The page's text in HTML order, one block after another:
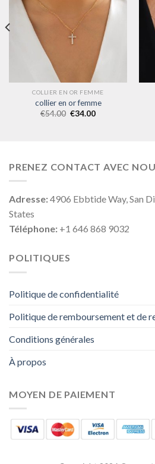
COLLIER EN OR FEMME
collier en or femme
€54.00 €34.00
PRENEZ CONTACT AVEC
Adresse:4906 Ebbtide Way, San
States
Téléphone: +1 646 868 9032
POLITIQUES
Politique de confidentialité
Politique de remboursement et de
Conditions générales
À propos
MOYEN DE PAIEMENT